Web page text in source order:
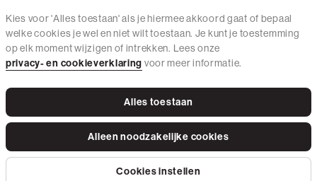
Service
Wij zijn The Sting
Algemene Voorwaarden
Kies voor 'Alles toestaan' als je hiermee akkoord gaat of bepaal
welke cookies je wel en niet wilt toestaan. Je kunt je toestemming
op elk moment wijzigen of intrekken. Lees onze
privacy- en cookieverklaring voor meer informatie.
Alles toestaan
Alleen noodzakelijke cookies
Cookies instellen